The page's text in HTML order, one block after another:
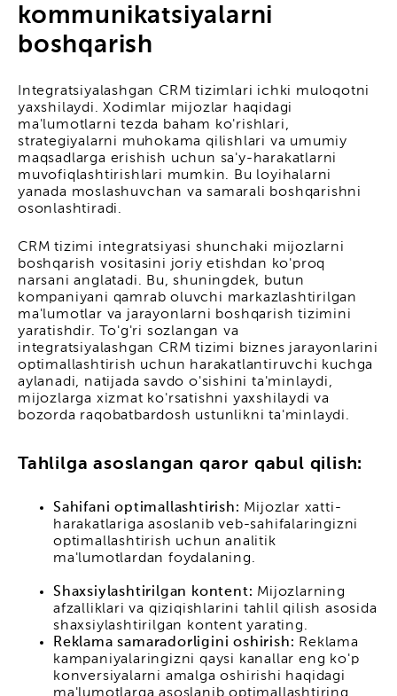
kommunikatsiyalarni
boshqarish
Integratsiyalashgan CRM tizimlari ichki muloqotni
yaxshilaydi. Xodimlar mijozlar haqidagi
ma'lumotlarni tezda baham ko'rishlari,
strategiyalarni muhokama qilishlari va umumiy
maqsadlarga erishish uchun sa'y-harakatlarni
muvofiqlashtirishlari mumkin. Bu loyihalarni
yanada moslashuvchan va samarali boshqarishni
osonlashtiradi.
CRM tizimi integratsiyasi shunchaki mijozlarni
boshqarish vositasini joriy etishdan ko'proq
narsani anglatadi. Bu, shuningdek, butun
kompaniyani qamrab oluvchi markazlashtirilgan
ma'lumotlar va jarayonlarni boshqarish tizimini
yaratishdir. To'g'ri sozlangan va
integratsiyalashgan CRM tizimi biznes jarayonlarini
optimallashtirish uchun harakatlantiruvchi kuchga
aylanadi, natijada savdo o'sishini ta'minlaydi,
mijozlarga xizmat ko'rsatishni yaxshilaydi va
bozorda raqobatbardosh ustunlikni ta'minlaydi.
Tahlilga asoslangan qaror qabul qilish:
Sahifani optimallashtirish: Mijozlar xatti-
harakatlariga asoslanib veb-sahifalaringizni
optimallashtirish uchun analitik
ma'lumotlardan foydalaning.
Shaxsiylashtirilgan kontent: Mijozlarning
afzalliklari va qiziqishlarini tahlil qilish asosida
shaxsiylashtirilgan kontent yarating.
Reklama samaradorligini oshirish: Reklama
kampaniyalaringizni qaysi kanallar eng ko'p
konversiyalarni amalga oshirishi haqidagi